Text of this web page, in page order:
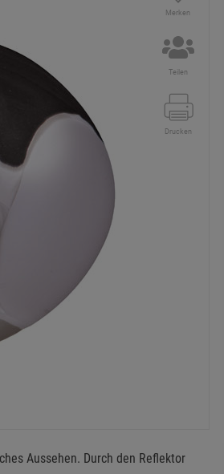
Merken
Teilen
Drucken
Aussehen. Durch den Reflektor